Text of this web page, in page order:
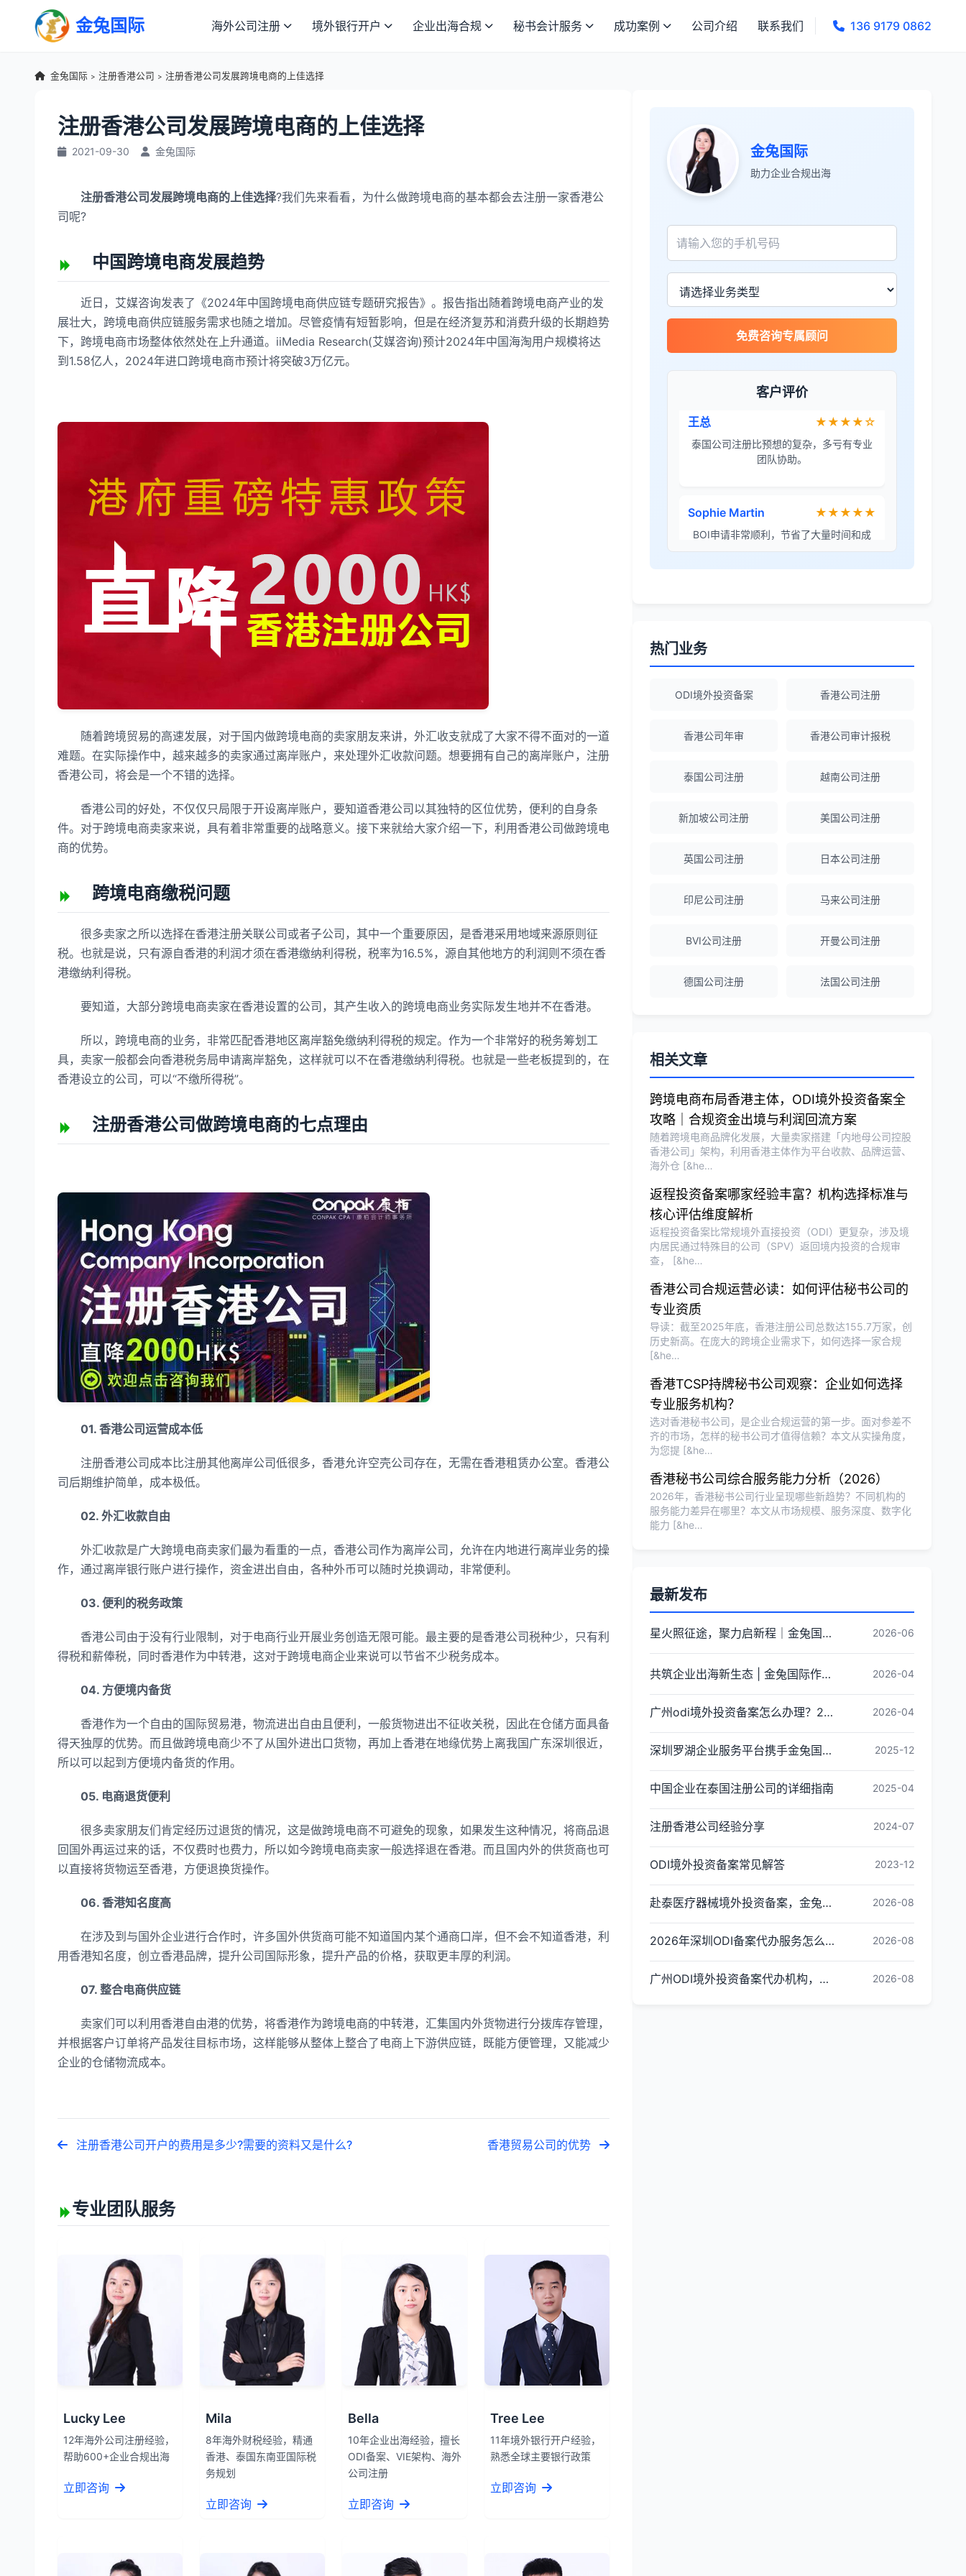
金兔国际 海外公司注册 境外银行开户 企业出海合规 秘书会计服务 成功案例 公司介绍 联系我们 136 9179 0862
金兔国际 > 注册香港公司 > 注册香港公司发展跨境电商的上佳选择
注册香港公司发展跨境电商的上佳选择
2021-09-30 金兔国际
注册香港公司发展跨境电商的上佳选择?我们先来看看，为什么做跨境电商的基本都会去注册一家香港公
司呢?
中国跨境电商发展趋势
近日，艾媒咨询发表了《2024年中国跨境电商供应链专题研究报告》。报告指出随着跨境电商产业的发
展壮大，跨境电商供应链服务需求也随之增加。尽管疫情有短暂影响，但是在经济复苏和消费升级的长期趋势
下，跨境电商市场整体依然处在上升通道。iiMedia Research(艾媒咨询)预计2024年中国海淘用户规模将达
到1.58亿人，2024年进口跨境电商市预计将突破3万亿元。
随着跨境贸易的高速发展，对于国内做跨境电商的卖家朋友来讲，外汇收支就成了大家不得不面对的一道
难题。在实际操作中，越来越多的卖家通过离岸账户，来处理外汇收款问题。想要拥有自己的离岸账户，注册
香港公司，将会是一个不错的选择。
香港公司的好处，不仅仅只局限于开设离岸账户，要知道香港公司以其独特的区位优势，便利的自身条
件。对于跨境电商卖家来说，具有着非常重要的战略意义。接下来就给大家介绍一下，利用香港公司做跨境电
商的优势。
跨境电商缴税问题
很多卖家之所以选择在香港注册关联公司或者子公司，其中一个重要原因，是香港采用地域来源原则征
税。也就是说，只有源自香港的利润才须在香港缴纳利得税，税率为16.5%，源自其他地方的利润则不须在香
港缴纳利得税。
要知道，大部分跨境电商卖家在香港设置的公司，其产生收入的跨境电商业务实际发生地并不在香港。
所以，跨境电商的业务，非常匹配香港地区离岸豁免缴纳利得税的规定。作为一个非常好的税务筹划工
具，卖家一般都会向香港税务局申请离岸豁免，这样就可以不在香港缴纳利得税。也就是一些老板提到的，在
香港设立的公司，可以“不缴所得税”。
注册香港公司做跨境电商的七点理由
01. 香港公司运营成本低
注册香港公司成本比注册其他离岸公司低很多，香港允许空壳公司存在，无需在香港租赁办公室。香港公
司后期维护简单，成本极低。
02. 外汇收款自由
外汇收款是广大跨境电商卖家们最为看重的一点，香港公司作为离岸公司，允许在内地进行离岸业务的操
作，通过离岸银行账户进行操作，资金进出自由，各种外币可以随时兑换调动，非常便利。
03. 便利的税务政策
香港公司由于没有行业限制，对于电商行业开展业务创造无限可能。最主要的是香港公司税种少，只有利
得税和薪俸税，同时香港作为中转港，这对于跨境电商企业来说可以节省不少税务成本。
04. 方便境内备货
香港作为一个自由的国际贸易港，物流进出自由且便利，一般货物进出不征收关税，因此在仓储方面具备
得天独厚的优势。而且做跨境电商少不了从国外进出口货物，再加上香港在地缘优势上离我国广东深圳很近，
所以可以起到方便境内备货的作用。
05. 电商退货便利
很多卖家朋友们肯定经历过退货的情况，这是做跨境电商不可避免的现象，如果发生这种情况，将商品退
回国外再运过来的话，不仅费时也费力，所以如今跨境电商卖家一般选择退在香港。而且国内外的供货商也可
以直接将货物运至香港，方便退换货操作。
06. 香港知名度高
在涉及到与国外企业进行合作时，许多国外供货商可能不知道国内某个通商口岸，但不会不知道香港，利
用香港知名度，创立香港品牌，提升公司国际形象，提升产品的价格，获取更丰厚的利润。
07. 整合电商供应链
卖家们可以利用香港自由港的优势，将香港作为跨境电商的中转港，汇集国内外货物进行分拨库存管理，
并根据客户订单将产品发往目标市场，这样能够从整体上整合了电商上下游供应链，既能方便管理，又能减少
企业的仓储物流成本。
注册香港公司开户的费用是多少?需要的资料又是什么? 香港贸易公司的优势
专业团队服务
Lucky Lee
12年海外公司注册经验，
帮助600+企业合规出海
立即咨询
Mila
8年海外财税经验，精通
香港、泰国东南亚国际税
务规划
立即咨询
Bella
10年企业出海经验，擅长
ODI备案、VIE架构、海外
公司注册
立即咨询
Tree Lee
11年境外银行开户经验，
熟悉全球主要银行政策
立即咨询
金兔国际
助力企业合规出海
免费咨询专属顾问
客户评价
张先生
服务专业高效，一周就完成了泰国公司注
James Wilson ★★★★★
金兔国际帮我们完成了泰国建厂的所有法
王总 ★★★★☆
泰国公司注册比预想的复杂，多亏有专业
团队协助。
Sophie Martin ★★★★★
BOI申请非常顺利，节省了大量时间和成
Robert Chen ★★★★☆
陈经理 ★★★★★
海外公司注册服务非常专业，顾问响应迅
越南公司注册全程指导，文件准备非常专
Michael Liu
泰国公司注册和银行开户服务高效，推
荐！
刘总 ★★★★★
泰国BOI申请+建厂规划一站式服务，完
Olivia Wang ★★★★★
香港公司注册和审计服务专业高效，非常
热门业务
ODI境外投资备案 香港公司注册
香港公司年审 香港公司审计报税
泰国公司注册 越南公司注册
新加坡公司注册 美国公司注册
英国公司注册 日本公司注册
印尼公司注册 马来公司注册
BVI公司注册 开曼公司注册
德国公司注册 法国公司注册
相关文章
跨境电商布局香港主体，ODI境外投资备案全
攻略｜合规资金出境与利润回流方案
随着跨境电商品牌化发展，大量卖家搭建「内地母公司控股
香港公司」架构，利用香港主体作为平台收款、品牌运营、
海外仓 [&he…
返程投资备案哪家经验丰富？机构选择标准与
核心评估维度解析
返程投资备案比常规境外直接投资（ODI）更复杂，涉及境
内居民通过特殊目的公司（SPV）返回境内投资的合规审
查， [&he…
香港公司合规运营必读：如何评估秘书公司的
专业资质
导读：截至2025年底，香港注册公司总数达155.7万家，创
历史新高。在庞大的跨境企业需求下，如何选择一家合规
[&he…
香港TCSP持牌秘书公司观察：企业如何选择
专业服务机构？
选对香港秘书公司，是企业合规运营的第一步。面对参差不
齐的市场，怎样的秘书公司才值得信赖？本文从实操角度，
为您提 [&he…
香港秘书公司综合服务能力分析（2026）
2026年，香港秘书公司行业呈现哪些新趋势？不同机构的
服务能力差异在哪里？本文从市场规模、服务深度、数字化
能力 [&he…
最新发布
星火照征途，聚力启新程｜金兔国际井冈山红色研学团建圆满收官 2026-06
共筑企业出海新生态 | 金兔国际作为代表单位亮相宝安区出海服务中心揭牌仪式 2026-04
广州odi境外投资备案怎么办理？2026年最新流程详解 2026-04
深圳罗湖企业服务平台携手金兔国际ODI备案专家,共建跨境出海全链条服务新生态 2025-12
中国企业在泰国注册公司的详细指南 2025-04
注册香港公司经验分享 2024-07
ODI境外投资备案常见解答 2023-12
赴泰医疗器械境外投资备案，金兔国际全链路ODI备案代办指南 2026-08
2026年深圳ODI备案代办服务怎么选？资质、时效与保障评估指南 2026-08
广州ODI境外投资备案代办机构，企业出海必看｜广州市金兔国际商务咨询有限公司 2026-08